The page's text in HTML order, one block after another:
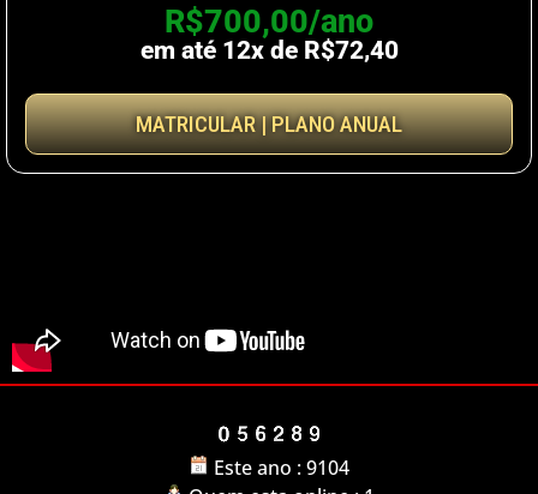
R$700,00/ano
em até 12x de R$72,40
MATRICULAR | PLANO ANUAL
Este ano : 9104